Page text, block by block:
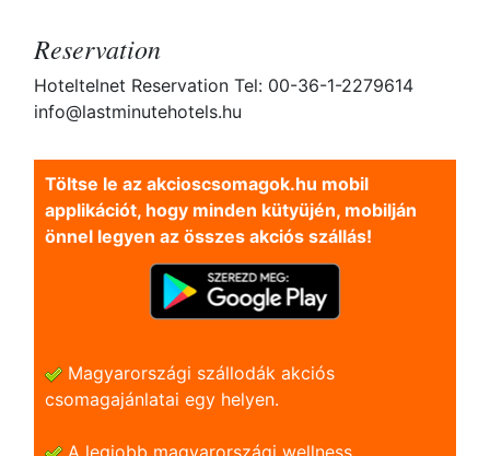
Reservation
Hoteltelnet Reservation Tel: 00-36-1-2279614
info@lastminutehotels.hu
Töltse le az akcioscsomagok.hu mobil
applikációt, hogy minden kütyüjén, mobilján
önnel legyen az összes akciós szállás!
Magyarországi szállodák akciós
csomagajánlatai egy helyen.